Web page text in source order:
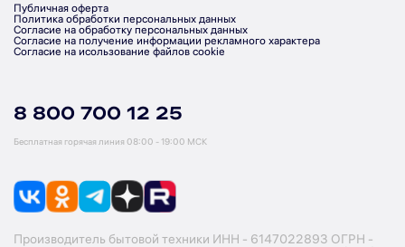
Публичная оферта
Политика обработки персональных данных
Согласие на обработку персональных данных
Согласие на получение информации рекламного характера
Согласие на исользование файлов cookie
8 800 700 12 25
Бесплатная горячая линия 08:00 - 19:00 МСК
Производитель бытовой техники ИНН - 6147022893 ОГРН -